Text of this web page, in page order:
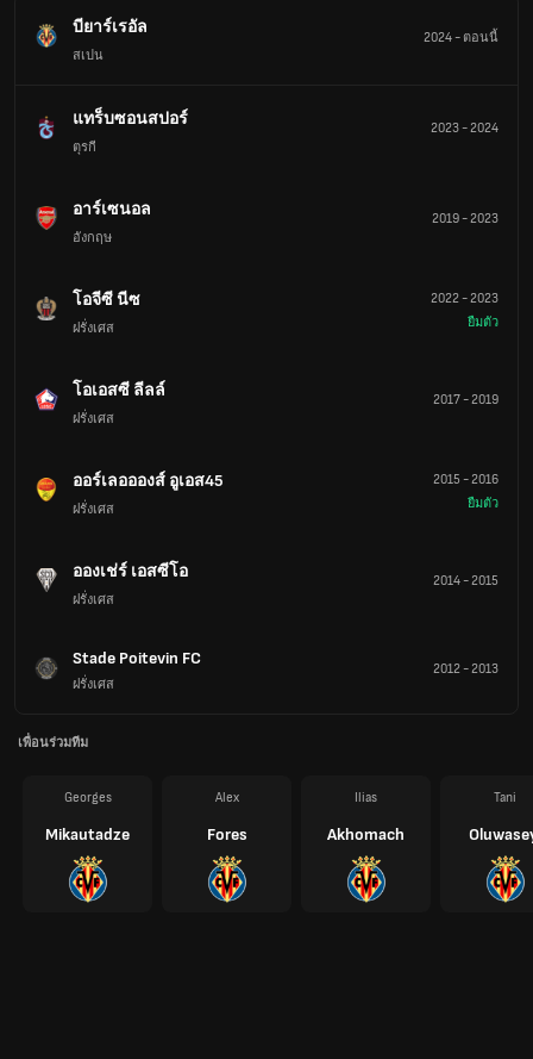
บียาร์เรอัล
สเปน
2024- ตอนนี้
แทร็บซอนสปอร์
ตุรกี
2023-2024
อาร์เซนอล
อังกฤษ
2019-2023
โอจีซี นีซ
ฝรั่งเศส
2022-2023
ยืมตัว
โอเอสซี ลีลล์
ฝรั่งเศส
2017-2019
ออร์เลออองส์ อูเอส45
ฝรั่งเศส
2015 -2016
ยืมตัว
อองเช่ร์ เอสซีโอ
ฝรั่งเศส
2014-2015
Stade Poitevin FC
ฝรั่งเศส
2012-2013
เพื่อนร่วมทีม
Georges
Mikautadze
Alex
Fores
Ilias
Akhomach
Tani